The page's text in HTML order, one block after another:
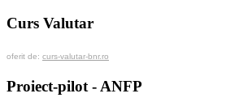
Curs Valutar
oferit de: curs-valutar-bnr.ro
Proiect-pilot - ANFP